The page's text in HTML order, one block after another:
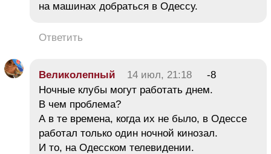
на машинах добраться в Одессу.
Ответить
Великолепный 14 июл, 21:18
-8
Ночные клубы могут работать днем.
В чем проблема?
А в те времена, когда их не было, в Одессе
работал только один ночной кинозал.
И то, на Одесском телевидении.